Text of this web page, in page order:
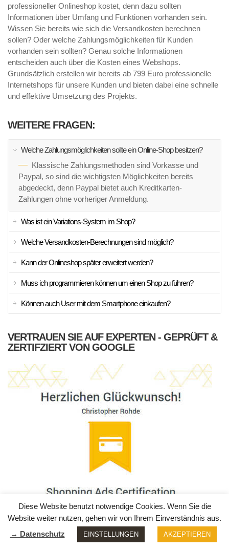
professioneller Onlineshop kostet, denn dazu sollten
Informationen über Umfang und Funktionen vorhanden sein.
Wissen Sie bereits wie sich die Versandkosten berechnen
sollen? Oder welche Zahlungsmöglichkeiten für Kunden
vorhanden sein sollten? Genau solche Informationen
entscheiden auch über die Kosten eines Webshops.
Grundsätzlich erstellen wir bereits ab 799 Euro professionelle
Internetshops für unsere Kunden und bieten dabei eine schnelle
und effektive Umsetzung des Projekts.
WEITERE FRAGEN:
Welche Zahlungsmöglichkeiten sollte ein Online-Shop besitzen?
Klassische Zahlungsmethoden sind Vorkasse und
Paypal, so sind die wichtigsten Möglichkeiten bereits
abgedeckt, denn Paypal bietet auch Kreditkarten-
Zahlungen ohne vorheriger Anmeldung.
Was ist ein Variations-System im Shop?
Welche Versandkosten-Berechnungen sind möglich?
Kann der Onlineshop später erweitert werden?
Muss ich programmieren können um einen Shop zu führen?
Können auch User mit dem Smartphone einkaufen?
VERTRAUEN SIE AUF EXPERTEN - GEPRÜFT &
ZERTIFZIERT VON GOOGLE
Diese Website benutzt notwendige Cookies. Wenn Sie die
Website weiter nutzen, gehen wir von Ihrem Einverständnis aus.
→ Datenschutz
EINSTELLUNGEN AKZEPTIEREN